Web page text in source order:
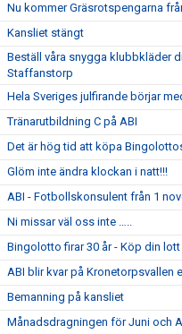
Nu kommer Gräsrotspengarna
Kansliet stängt
Beställ våra snygga klubbkläder
Staffanstorp
Hela Sveriges julfirande börjar
Tränarutbildning C på ABI
Det är hög tid att köpa
Glöm inte ändra klockan i natt!!!
ABI - Fotbollskonsulent från 1
Ni missar väl oss inte …..
Bingolotto firar 30 år - Köp din lott
ABI blir kvar på Kronetorpsvallen
Bemanning på kansliet
Månadsdragningen för Juni och